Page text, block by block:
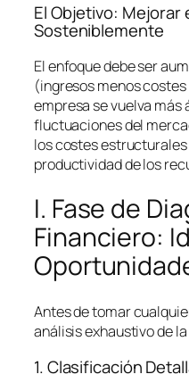
El Objetivo: Mejorar
Sosteniblemente
El enfoque debe ser
(ingresos menos
empresa se vuelva más
fluctuaciones del
los costes estructurales
productividad de los
I. Fase de
Financiero:
Antes de tomar
análisis exhaustivo de
1. Clasificación